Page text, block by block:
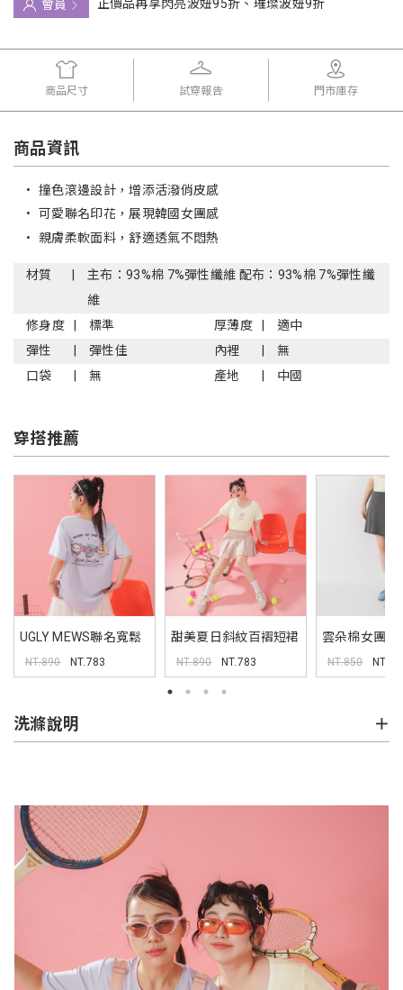
會員
正價品再享閃亮波妞95折、璀璨波妞9折
商品尺寸 試穿報告 門市庫存
商品資訊
• 撞色滾邊設計，增添活潑俏皮感
• 可愛聯名印花，展現韓國女團感
• 親膚柔軟面料，舒適透氣不悶熱
材質
主布：93%棉 7%彈性纖維 配布：93%棉 7%彈性纖
維
修身度
標準 厚薄度
適中
彈性
彈性佳 內裡
無
口袋
無 產地 中國
穿搭推薦
UGLY MEWS聯名寬鬆
TEE
NT.890 NT.783
甜美夏日斜紋百褶短裙
NT.890 NT.783
雲朵棉女團
褲裙
NT.850
洗滌說明